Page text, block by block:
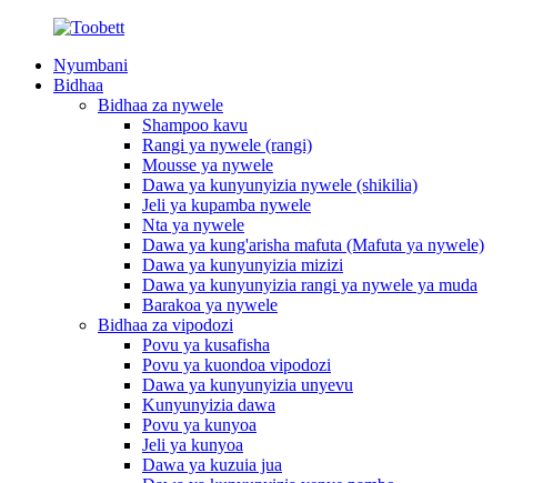
Nyumbani
Bidhaa
Bidhaa za nywele
Shampoo kavu
Rangi ya nywele (rangi)
Mousse ya nywele
Dawa ya kunyunyizia nywele (shikilia)
Jeli ya kupamba nywele
Nta ya nywele
Dawa ya kung'arisha mafuta (Mafuta ya nywele)
Dawa ya kunyunyizia mizizi
Dawa ya kunyunyizia rangi ya nywele ya muda
Barakoa ya nywele
Bidhaa za vipodozi
Povu ya kusafisha
Povu ya kuondoa vipodozi
Dawa ya kunyunyizia unyevu
Kunyunyizia dawa
Povu ya kunyoa
Jeli ya kunyoa
Dawa ya kuzuia jua